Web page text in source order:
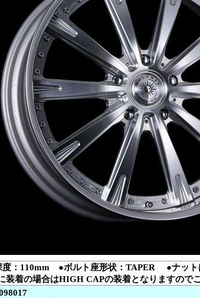
度：110mm ●ボルト座形状：TAPER ●ナット
装着の場合はHIGH CAPの装着となりますので